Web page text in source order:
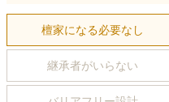
檀家になる必要なし
継承者がいらない